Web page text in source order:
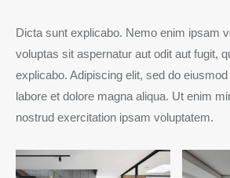
Dicta sunt explicabo. Nemo enim ipsam
voluptas sit aspernatur aut odit aut fugit,
explicabo. Adipiscing elit, sed do
labore et dolore magna aliqua. Ut enim
nostrud exercitation ipsam voluptatem.